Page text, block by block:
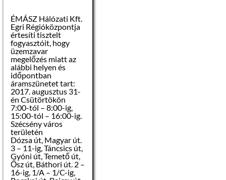
önálló munkavégzés,
kiváló
kommunikációs
készség szóban és
írásban, rugalmasság,
elkötelezettség a
kitűzött célok
megvalósítása
mellett. Határidők
pontos betartása.
Precíz, proaktív,
talpraesett,
határozott,
dinamikus
személyiség.
A pályázat részeként
benyújtandó iratok,
igazolások:
részletes szakmai
Az árverés napja:
2017. augusztus 14.
(hétfő) de.1000óra
Az árverés helye:
Szécsényi Közös
Önkormányzati
Hivatal (3170
Szécsény, Rákóczi út
84.) Haynald Lajos
kistanácskozó terme
Ajánlattevők köre:
– magánszemély
– jogi személy
ÉMÁSZ Hálózati Kft.
Egri Régióközpontja
értesíti tisztelt
fogyasztóit, hogy
üzemzavar
megelőzés miatt az
alábbi helyen és
időpontban
áramszünetet tart:
2017. augusztus 31-
én Csütörtökön
7:00-tól – 8:00-ig,
15:00-tól – 16:00-ig.
Szécsény város
területén
Dózsa út, Magyar út.
3 – 11-ig, Táncsics út,
Gyóni út, Temető út,
Ősz út, Báthori út. 2 –
16-ig, 1/A – 1/C-ig,